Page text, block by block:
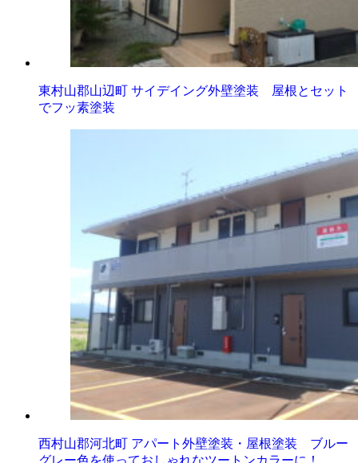
東村山郡山辺町 サイデイング外壁塗装 屋根とセット
でフッ素塗装
西村山郡河北町 アパート外壁塗装・屋根塗装 ブルー
グレー色を使っておしゃれなツートンカラーに！